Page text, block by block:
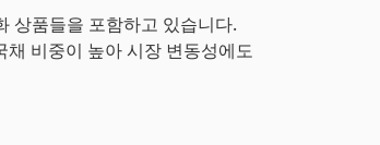
상품들을 포함하고 있습니다.
비중이 높아 시장 변동성에도